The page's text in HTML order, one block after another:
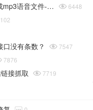
近期推出的文字合成语音 - 在线文字合成mp3语音文件-在线工具  6448
没有条数？  7547
7876
接抓取  7719